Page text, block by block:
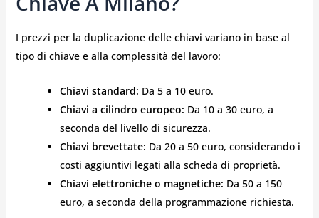
I prezzi per la duplicazione delle chiavi variano in base al
tipo di chiave e alla complessità del lavoro:
Chiavi standard: Da 5 a 10 euro.
Chiavi a cilindro europeo: Da 10 a 30 euro, a
seconda del livello di sicurezza.
Chiavi brevettate: Da 20 a 50 euro, considerando i
costi aggiuntivi legati alla scheda di proprietà.
Chiavi elettroniche o magnetiche: Da 50 a 150
euro, a seconda della programmazione richiesta.